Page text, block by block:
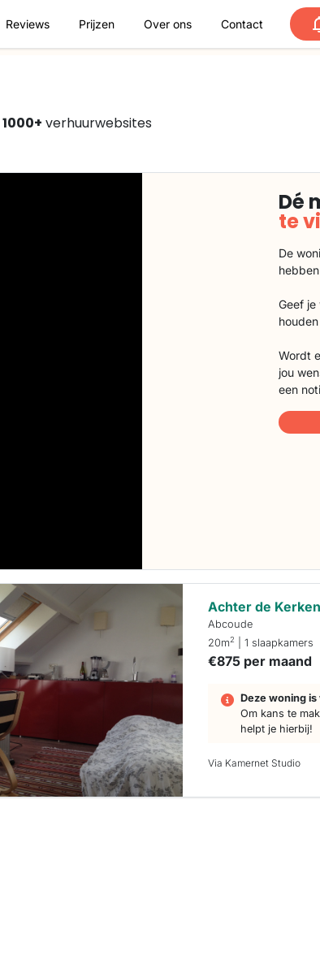
Reviews Prijzen Over ons Contact
1000+ verhuurwebsites
Dé
te
De
Geef
Wordt
jou
een
Achter de Kerken
Abcoude
20m2 | 1 slaapkamers
€875 per maand
Deze woning
Om kans te
helpt je hierbij!
Via Kamernet Studio